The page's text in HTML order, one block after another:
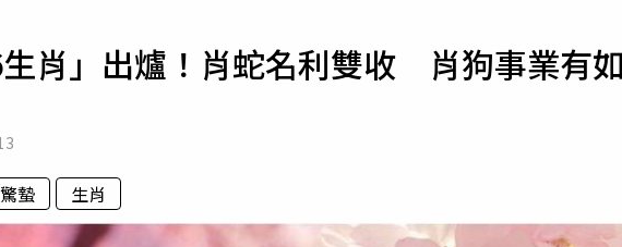
專欄
運勢
肖」出爐！肖蛇名利雙收 肖狗事業有
驚蟄 生肖